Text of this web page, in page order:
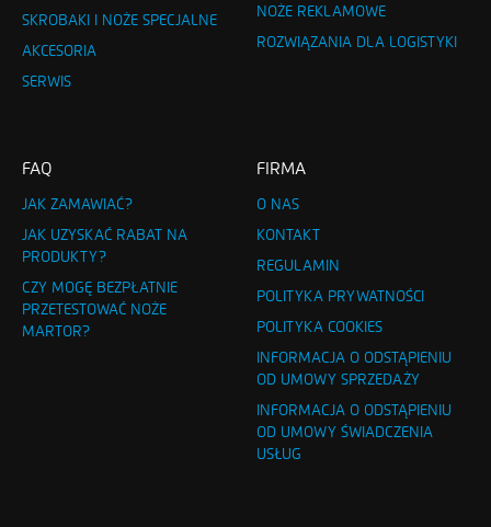
SKROBAKI I NOŻE SPECJALNE
AKCESORIA
SERWIS
NOŻE REKLAMOWE
ROZWIĄZANIA DLA LOGISTYKI
FAQ
JAK ZAMAWIAĆ?
JAK UZYSKAĆ RABAT NA
PRODUKTY?
CZY MOGĘ BEZPŁATNIE
PRZETESTOWAĆ NOŻE
MARTOR?
FIRMA
O NAS
KONTAKT
REGULAMIN
POLITYKA PRYWATNOŚCI
POLITYKA COOKIES
INFORMACJA O ODSTĄPIENIU
OD UMOWY SPRZEDAŻY
INFORMACJA O ODSTĄPIENIU
OD UMOWY ŚWIADCZENIA
USŁUG